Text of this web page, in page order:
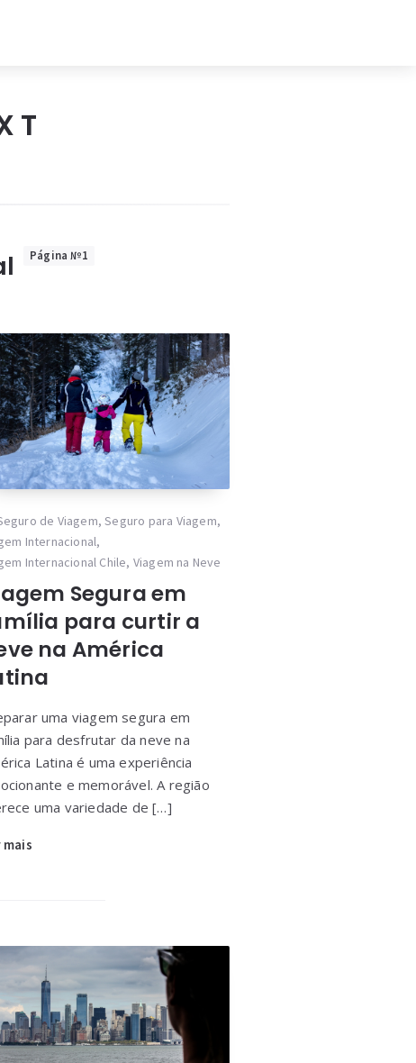
Página №1
de Viagem,Seguro para Viagem,
Internacional,
Internacional Chile, Viagem na Neve
Segura em
para curtir a
na América
uma viagem segura em
para desfrutar da neve na
Latina é uma experiência
e memorável. A região
uma variedade de […]
mais